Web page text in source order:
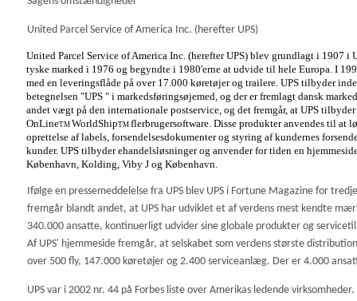
United Parcel Service of America Inc. (herefter UPS)
United Parcel Service of America Inc. (herefter UPS) blev grundlagt i 1907
tyske marked i 1976 og begyndte i 1980'erne at udvide til hele Europa. I
med en leveringsflåde på over 17.000 køretøjer og trailere. UPS tilbyder
betegnelsen "UPS " i markedsføringsøjemed, og der er fremlagt dansk
andet vægt på den internationale postservice, og det fremgår, at UPS
OnLineTM WorldShipTM flerbrugersoftware. Disse produkter anvendes til at
oprettelse af labels, forsendelsesdokumenter og styring af kundernes
kunder. UPS tilbyder ehandelsløsninger og anvender for tiden en
København, Kolding, Viby J og København.
Ifølge en pressemeddelelse fra UPS blev UPS i Fortune Magazine for
fremgår blandt andet, at UPS har udviklet et af verdens mest kendte
340.000 ansatte, kontinuerligt udvider sine globale produkter og
Af UPS' hjemmeside fremgår, at selskabet som verdens største
over 500 fly, 147.000 køretøjer og 2.400 serviceanlæg. Der er 4.000
UPS var i 2002 nr. 44 på Forbes liste over Amerikas ledende